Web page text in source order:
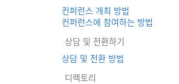
컨퍼런스 개최 방법
컨퍼런스에 참여하는 방법
상담 및 전환하기
상담 및 전환 방법
디렉토리